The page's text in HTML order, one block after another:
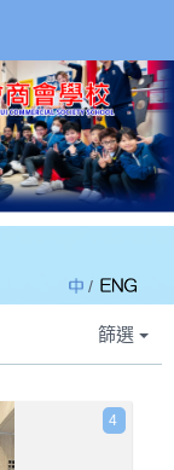
/
篩選
4